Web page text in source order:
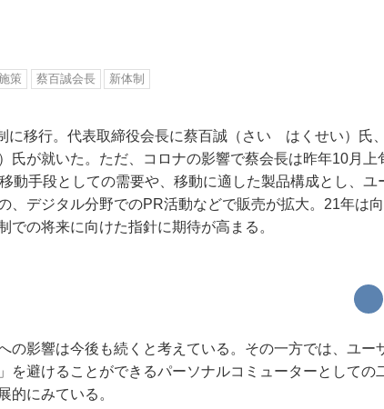
策 蔡百誠会長 新体制
に移行。代表取締役会長に蔡百誠（さい はくせい）氏
が就いた。ただ、コロナの影響で蔡会長は昨年10月上
動手段としての需要や、移動に適した製品構成とし、ユ
、デジタル分野でのPR活動などで販売が拡大。21年は
での将来に向けた指針に期待が高まる。
の影響は今後も続くと考えている。その一方では、ユー
を避けることができるパーソナルコミューターとしての
的にみている。